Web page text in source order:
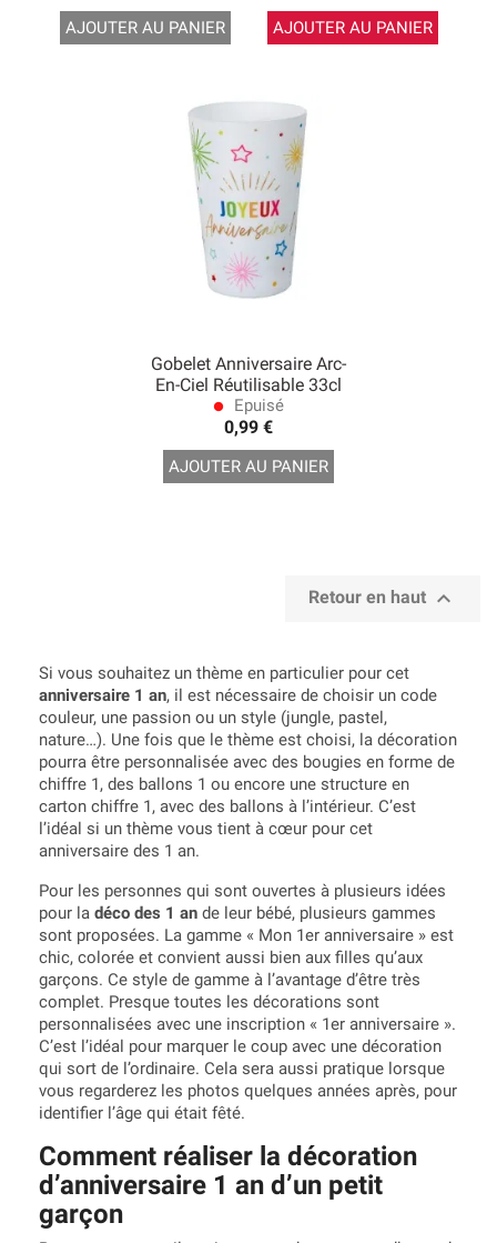
AJOUTER AU PANIER AJOUTER AU PANIER
Gobelet Anniversaire Arc-
En-Ciel Réutilisable 33cl
lens Epuisé
0,99 €
AJOUTER AU PANIER
Retour en haut 
Si vous souhaitez un thème en particulier pour cet
anniversaire 1 an, il est nécessaire de choisir un code
couleur, une passion ou un style (jungle, pastel,
nature…). Une fois que le thème est choisi, la décoration
pourra être personnalisée avec des bougies en forme de
chiffre 1, des ballons 1 ou encore une structure en
carton chiffre 1, avec des ballons à l’intérieur. C’est
l’idéal si un thème vous tient à cœur pour cet
anniversaire des 1 an.
Pour les personnes qui sont ouvertes à plusieurs idées
pour la déco des 1 an de leur bébé, plusieurs gammes
sont proposées. La gamme « Mon 1er anniversaire » est
chic, colorée et convient aussi bien aux filles qu’aux
garçons. Ce style de gamme à l’avantage d’être très
complet. Presque toutes les décorations sont
personnalisées avec une inscription « 1er anniversaire ».
C’est l’idéal pour marquer le coup avec une décoration
qui sort de l’ordinaire. Cela sera aussi pratique lorsque
vous regarderez les photos quelques années après, pour
identifier l’âge qui était fêté.
Comment réaliser la décoration
d’anniversaire 1 an d’un petit
garçon